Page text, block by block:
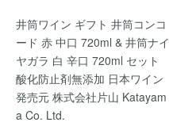
井筒ワイン ギフト 井筒コンコ
ード 赤 中口 720ml & 井筒ナイ
ヤガラ 白 辛口 720ml セット
酸化防止剤無添加 日本ワイン
発売元 株式会社片山 Katayam
a Co. Ltd.